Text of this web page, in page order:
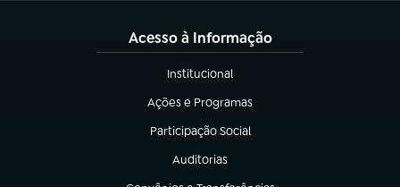
Acesso à Informação
Institucional
(abre em nova aba)
Ações e Programas
(abre em nova aba)
Participação Social
(abre em nova aba)
Auditorias
(abre em nova aba)